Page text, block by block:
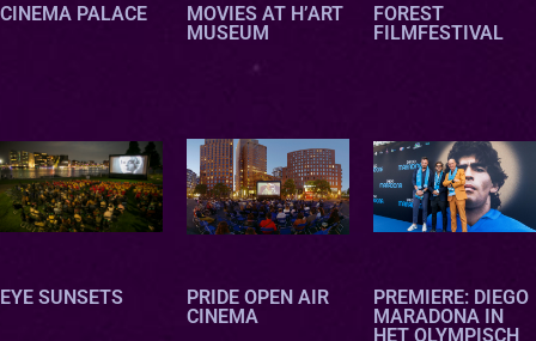
CINEMA PALACE
MOVIES AT H’ART
MUSEUM
FOREST
FILMFESTIVAL
EYE SUNSETS
PRIDE OPEN AIR
CINEMA
PREMIERE: DIEGO
MARADONA IN
HET OLYMPISCH